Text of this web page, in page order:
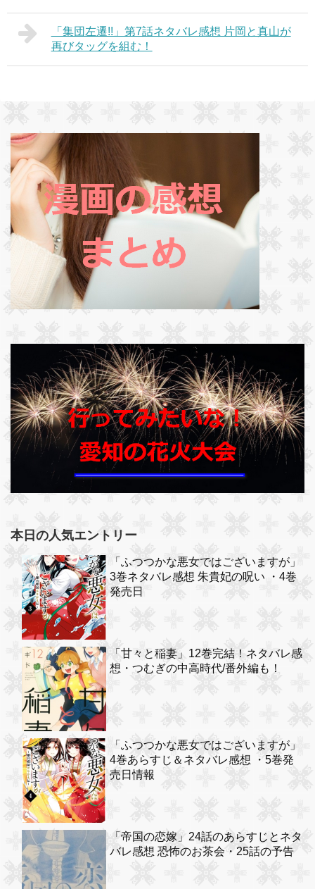
「集団左遷!!」第7話ネタバレ感想 片岡と真山が
再びタッグを組む！
本日の人気エントリー
「ふつつかな悪女ではございますが」
3巻ネタバレ感想 朱貴妃の呪い ・4巻
発売日
「甘々と稲妻」12巻完結！ネタバレ感
想・つむぎの中高時代/番外編も！
「ふつつかな悪女ではございますが」
4巻あらすじ＆ネタバレ感想 ・5巻発
売日情報
「帝国の恋嫁」24話のあらすじとネタ
バレ感想 恐怖のお茶会・25話の予告